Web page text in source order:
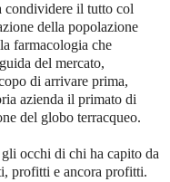
condividere il tutto col
della popolazione
farmacologia che
del mercato,
di arrivare prima,
azienda il primato di
del globo terracqueo.
occhi di chi ha capito da
profitti e ancora profitti.